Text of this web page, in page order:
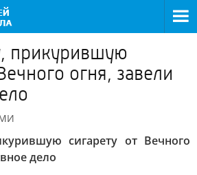
прикурившую
огня, завели
сигарету от Вечного
дело